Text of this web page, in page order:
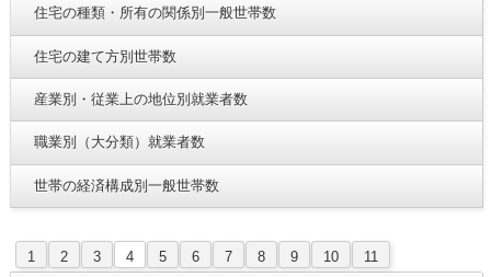
住宅の種類・所有の関係別一般世帯数
住宅の建て方別世帯数
産業別・従業上の地位別就業者数
職業別（大分類）就業者数
世帯の経済構成別一般世帯数
1 2 3 4 5 6 7 8 9 10
11